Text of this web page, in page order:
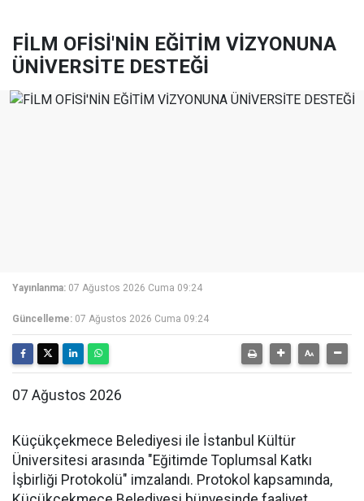
FİLM OFİSİ'NİN EĞİTİM VİZYONUNA
ÜNİVERSİTE DESTEĞİ
Yayınlanma: 07 Ağustos 2026 Cuma 09:24
Güncelleme: 07 Ağustos 2026 Cuma 09:24
07 Ağustos 2026
Küçükçekmece Belediyesi ile İstanbul Kültür
Üniversitesi arasında "Eğitimde Toplumsal Katkı
İşbirliği Protokolü" imzalandı. Protokol kapsamında,